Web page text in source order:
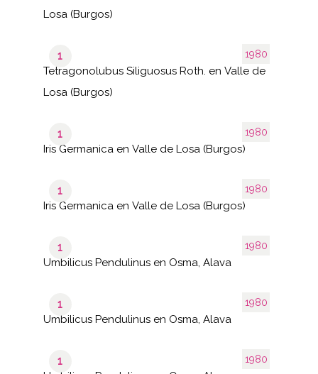
Losa (Burgos)
1980
1
Tetragonolubus Siliguosus Roth. en Valle de
Losa (Burgos)
1980
1
Iris Germanica en Valle de Losa (Burgos)
1980
1
Iris Germanica en Valle de Losa (Burgos)
1980
1
Umbilicus Pendulinus en Osma, Alava
1980
1
Umbilicus Pendulinus en Osma, Alava
1980
1